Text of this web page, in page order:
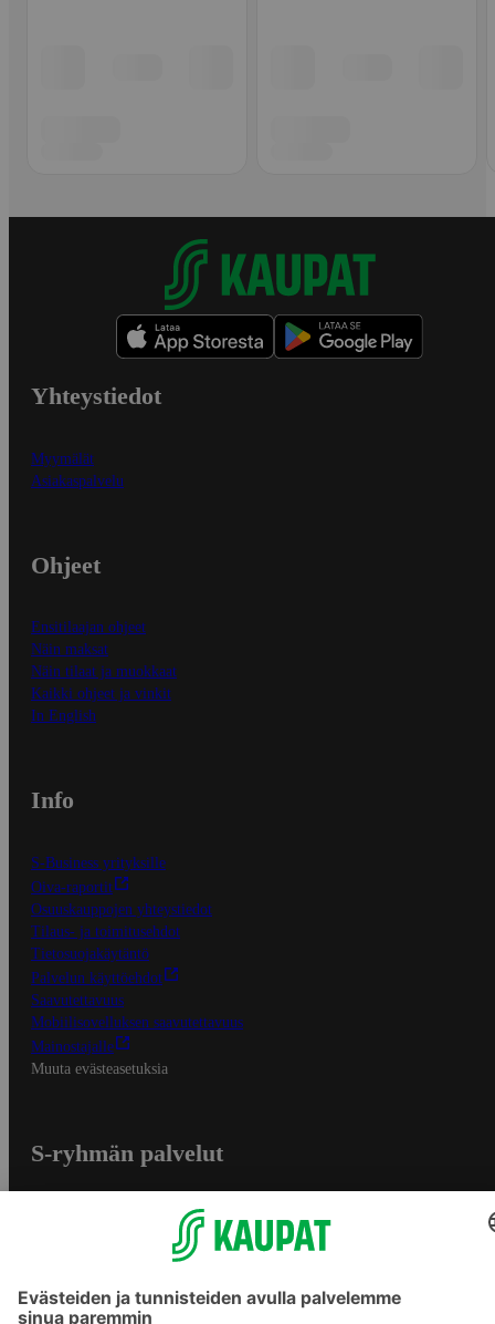
Yhteystiedot
Myymälät
Asiakaspalvelu
Ohjeet
Ensitilaajan ohjeet
Näin maksat
Näin tilaat ja muokkaat
Kaikki ohjeet ja vinkit
In English
Info
S-Business yrityksille
Oiva-raportit
Osuuskauppojen yhteystiedot
Tilaus- ja toimitusehdot
Tietosuojakäytäntö
Palvelun käyttöehdot
Saavutettavuus
Mobiilisovelluksen saavutettavuus
Mainostajalle
Muuta evästeasetuksia
S-ryhmän palvelut
Yhteishyvä Ruoka -sovellus
S-ostoslista -sovellus
Prisma.fi